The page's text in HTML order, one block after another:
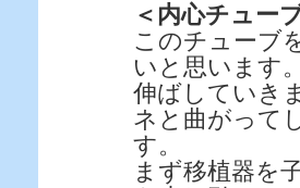
＜内心チュー
このチューブ
いと思います
伸ばしていき
ネと曲がって
す。
まず移植器を